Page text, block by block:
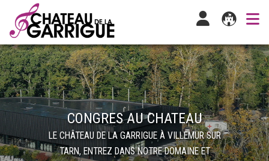
CONGRES AU CHATEAU
LE CHÂTEAU DE LA GARRIGUE À VILLEMUR SUR
TARN, ENTREZ DANS NOTRE DOMAINE ET